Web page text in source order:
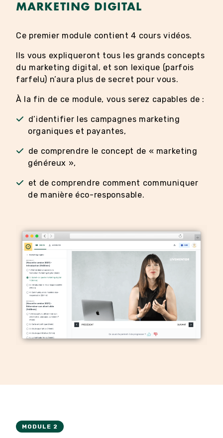
MARKETING DIGITAL
Ce premier module contient 4 cours vidéos.
Ils vous expliqueront tous les grands concepts
du marketing digital, et son lexique (parfois
farfelu) n’aura plus de secret pour vous.
À la fin de ce module, vous serez capables de :
d’identifier les campagnes marketing
organiques et payantes,
de comprendre le concept de « marketing
généreux »,
et de comprendre comment communiquer
de manière éco-responsable.
MODULE 2